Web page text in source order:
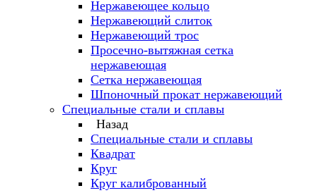
Нержавеющее кольцо
Нержавеющий слиток
Нержавеющий трос
Просечно-вытяжная сетка
нержавеющая
Сетка нержавеющая
Шпоночный прокат нержавеющий
Специальные стали и сплавы
Назад
Специальные стали и сплавы
Квадрат
Круг
Круг калиброванный